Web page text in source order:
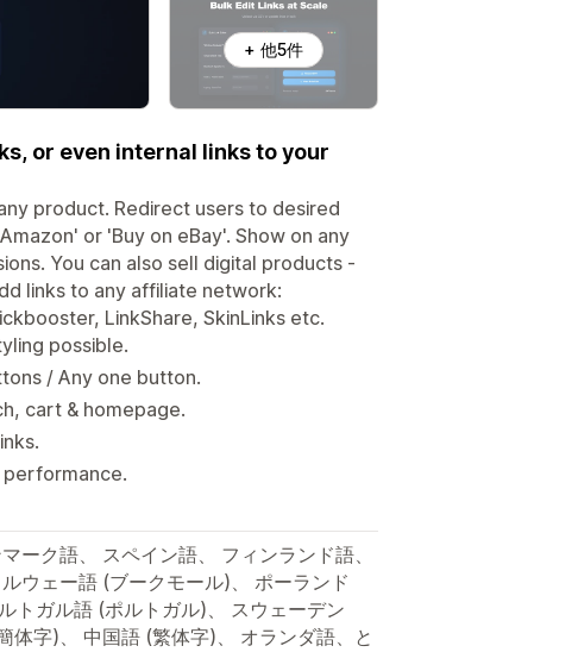
+ 他5件
or even internal links to your
product. Redirect users to desired
or 'Buy on eBay'. Show on any
You can also sell digital products -
links to any affiliate network:
LinkShare, SkinLinks etc.
possible.
/ Any one button.
cart & homepage.
ーク語、 スペイン語、 フィンランド語、
ウェー語 (ブークモール)、 ポーランド
トガル語 (ポルトガル)、 スウェーデン
体字)、 中国語 (繁体字)、 オランダ語、と